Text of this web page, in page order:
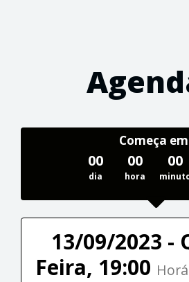
Começa
00
dia
00
hora
00
13/09/2023 -
Feira, 19:00